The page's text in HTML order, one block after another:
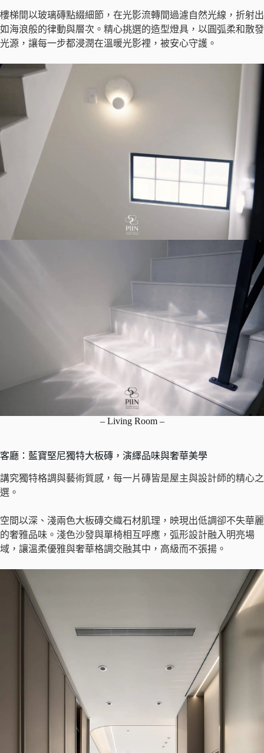
樓梯間以玻璃磚點綴細節，在光影流轉間過濾自然光線，折射出
如海浪般的律動與層次。精心挑選的造型燈具，以圓弧柔和散發
光源，讓每一步都浸潤在溫暖光影裡，被安心守護。
– Living Room –
客廳：藍寶堅尼獨特大板磚，演繹品味與奢華美學
講究獨特格調與藝術質感，每一片磚皆是屋主與設計師的精心之
選。
空間以深、淺兩色大板磚交織石材肌理，映現出低調卻不失華麗
的奢雅品味。淺色沙發與單椅相互呼應，弧形設計融入明亮場
域，讓溫柔優雅與奢華格調交融其中，高級而不張揚。